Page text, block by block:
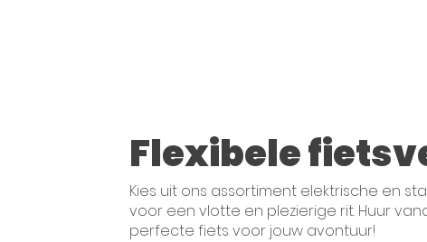
Flexibele
Kies uit ons assortiment elektrische en
voor een vlotte en plezierige rit. Huur
perfecte fiets voor jouw avontuur!